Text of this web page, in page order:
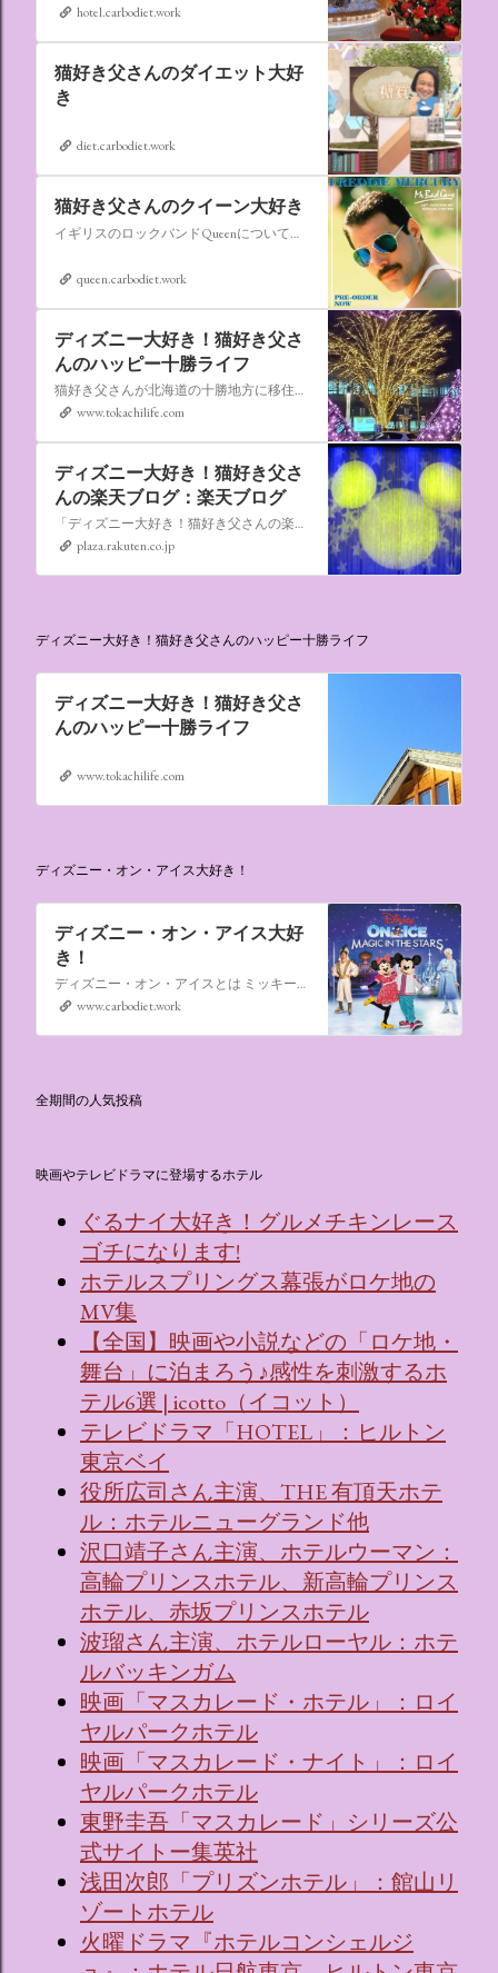
hotel.carbodiet.work
猫好き父さんのダイエット大好
き
diet.carbodiet.work
猫好き父さんのクイーン大好き
イギリスのロックバンドQueenについての情報をアップします。
queen.carbodiet.work
ディズニー大好き！猫好き父さ
んのハッピー十勝ライフ
猫好き父さんが北海道の十勝地方に移住しました。なれない北海道の暮らしについてお伝えします。
www.tokachilife.com
ディズニー大好き！猫好き父さ
んの楽天ブログ：楽天ブログ
「ディズニー大好き！猫好き父さんの楽天ブログ」にようこそ！ いろんなブログサービスが廃止になるなか満を持して楽天ブログをはじめようと思います。 よろしくお願いいたします。
plaza.rakuten.co.jp
ディズニー大好き！猫好き父さんのハッピー十勝ライフ
ディズニー大好き！猫好き父さ
んのハッピー十勝ライフ
www.tokachilife.com
ディズニー・オン・アイス大好き！
ディズニー・オン・アイス大好
き！
ディズニー・オン・アイスとは ミッキーマウスやミニーマウスをはじめ、たくさんのディズニーキャラクターが登場し、世代を超えて愛され続けている、氷の上のミュージカルショーです。
www.carbodiet.work
全期間の人気投稿
映画やテレビドラマに登場するホテル
ぐるナイ大好き！グルメチキンレース
ゴチになります!
ホテルスプリングス幕張がロケ地の
MV集
【全国】映画や小説などの「ロケ地・
舞台」に泊まろう♪感性を刺激するホ
テル6選 | icotto（イコット）
テレビドラマ「HOTEL」：ヒルトン
東京ベイ
役所広司さん主演、THE 有頂天ホテ
ル：ホテルニューグランド他
沢口靖子さん主演、ホテルウーマン：
高輪プリンスホテル、新高輪プリンス
ホテル、赤坂プリンスホテル
波瑠さん主演、ホテルローヤル：ホテ
ルバッキンガム
映画「マスカレード・ホテル」：ロイ
ヤルパークホテル
映画「マスカレード・ナイト」：ロイ
ヤルパークホテル
東野圭吾「マスカレード」シリーズ公
式サイトー集英社
浅田次郎「プリズンホテル」：館山リ
ゾートホテル
火曜ドラマ『ホテルコンシェルジ